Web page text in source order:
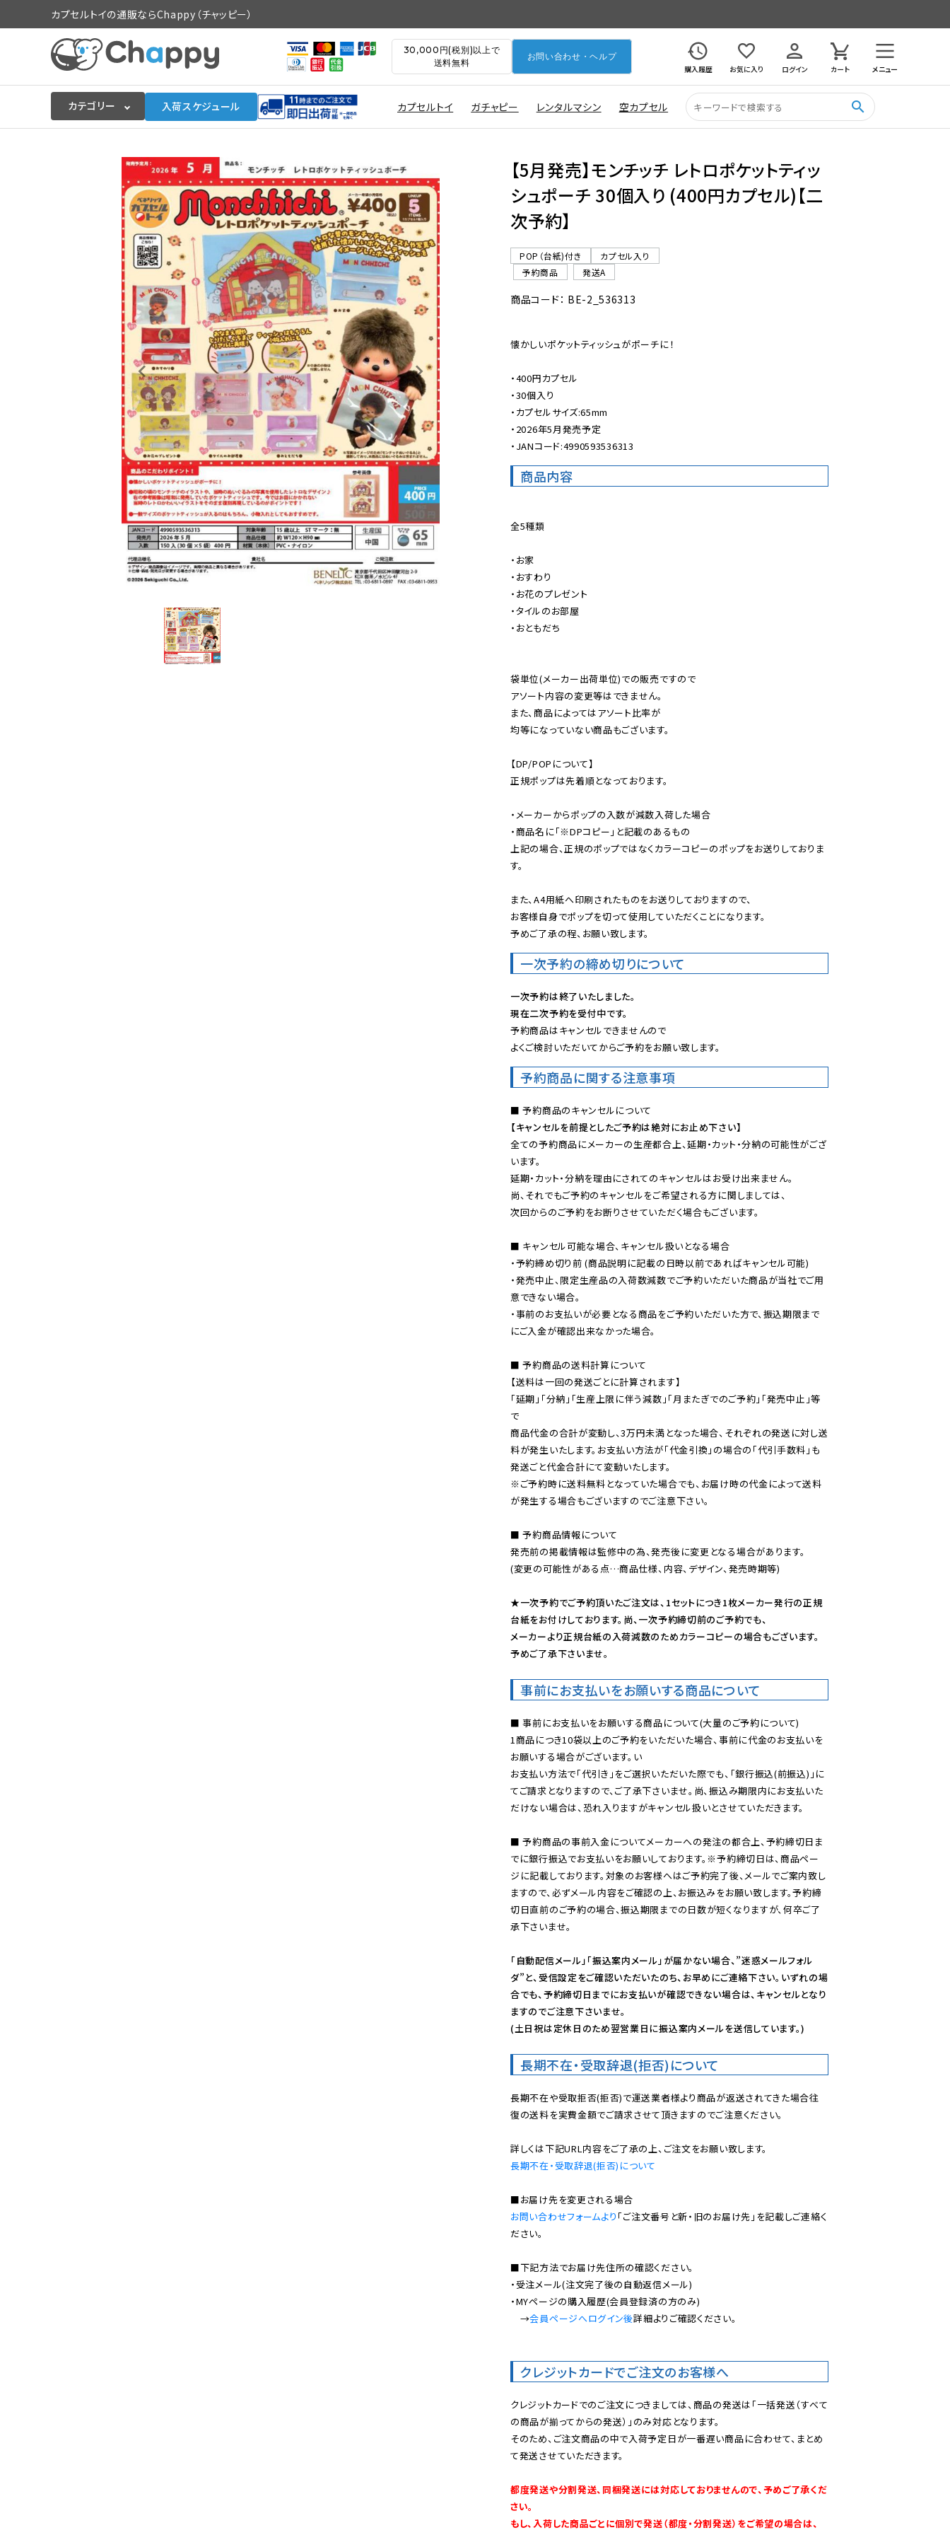
カプセルトイの通販ならChappy（チャッピー）
30,000円(税別)以上で
送料無料
お問い合わせ・ヘルプ
購入履歴
お気に入り ログイン カート メニュー
カテゴリー 入荷スケジュール カプセルトイ ガチャピー レンタルマシン 空カプセル search
入荷スケジュールをチェック
カプセルトイマシン本体
販促用空カプセル
景品・玩具・文具
販促用カプセルトイ
よくあるご質問
ご利用ガイド
06-6282-7659
【5月発売】モンチッチ レトロポケットティッ
シュポーチ 30個入り (400円カプセル)【二
次予約】
POP（台紙)付き
カプセル入り
予約商品
発送A
商品コード： BE-2_536313
懐かしいポケットティッシュがポーチに！
・400円カプセル
・30個入り
・カプセルサイズ:65mm
・2026年5月発売予定
・JANコード:4990593536313
商品内容
全5種類
・お家
・おすわり
・お花のプレゼント
・タイルのお部屋
・おともだち
袋単位(メーカー出荷単位)での販売ですので
アソート内容の変更等はできません。
また、商品によってはアソート比率が
均等になっていない商品もございます。
【DP/POPについて】
正規ポップは先着順となっております。
・メーカーからポップの入数が減数入荷した場合
・商品名に「※DPコピー」と記載のあるもの
上記の場合、正規のポップではなくカラーコピーのポップをお送りしておりま
す。
また、A4用紙へ印刷されたものをお送りしておりますので、
お客様自身でポップを切って使用していただくことになります。
予めご了承の程、お願い致します。
一次予約の締め切りについて
一次予約は終了いたしました。
現在二次予約を受付中です。
予約商品はキャンセルできませんので
よくご検討いただいてからご予約をお願い致します。
予約商品に関する注意事項
【キャンセルを前提としたご予約は絶対にお止め下さい】
全ての予約商品にメーカーの生産都合上、延期・カット・分納の可能性がござ
います。
延期・カット・分納を理由にされてのキャンセルはお受け出来ません。
尚、それでもご予約のキャンセルをご希望される方に関しましては、
次回からのご予約をお断りさせていただく場合もございます。
■ キャンセル可能な場合、キャンセル扱いとなる場合
・予約締め切り前 (商品説明に記載の日時以前であればキャンセル可能)
・発売中止、限定生産品の入荷数減数でご予約いただいた商品が当社でご用
意できない場合。
・事前のお支払いが必要となる商品をご予約いただいた方で、振込期限まで
にご入金が確認出来なかった場合。
■ 予約商品の送料計算について
【送料は一回の発送ごとに計算されます】
「延期」「分納」「生産上限に伴う減数」「月またぎでのご予約」「発売中止」等
で
商品代金の合計が変動し、3万円未満となった場合、それぞれの発送に対し送
料が発生いたします。お支払い方法が「代金引換」の場合の「代引手数料」も
※ご予約時に送料無料となっていた場合でも、お届け時の代金によって送料
が発生する場合もございますのでご注意下さい。
■ 予約商品情報について
発売前の掲載情報は監修中の為、発売後に変更となる場合があります。
(変更の可能性がある点…商品仕様、内容、デザイン、発売時期等)
★一次予約でご予約頂いたご注文は、1セットにつき1枚メーカー発行の正規
台紙をお付けしております。尚、一次予約締切前のご予約でも、
メーカーより正規台紙の入荷減数のためカラーコピーの場合もございます。
予めご了承下さいませ。
事前にお支払いをお願いする商品について
■ 事前にお支払いをお願いする商品について(大量のご予約について)
1商品につき10袋以上のご予約をいただいた場合、事前に代金のお支払いを
お願いする場合がございます。い
お支払い方法で「代引き」をご選択いただいた際でも、「銀行振込(前振込)」に
てご請求となりますので、ご了承下さいませ。尚、振込み期限内にお支払いた
だけない場合は、恐れ入りますがキャンセル扱いとさせていただきます。
■ 予約商品の事前入金についてメーカーへの発注の都合上、予約締切日ま
でに銀行振込でお支払いをお願いしております。※予約締切日は、商品ペー
ジに記載しております。対象のお客様へはご予約完了後、メールでご案内致し
ますので、必ずメール内容をご確認の上、お振込みをお願い致します。予約締
切日直前のご予約の場合、振込期限までの日数が短くなりますが、何卒ご了
承下さいませ。
「自動配信メール」「振込案内メール」が届かない場合、”迷惑メールフォル
ダ”と、受信設定をご確認いただいたのち、お早めにご連絡下さい。いずれの場
合でも、予約締切日までにお支払いが確認できない場合は、キャンセルとなり
ますのでご注意下さいませ。
(土日祝は定休日のため翌営業日に振込案内メールを送信しています。)
長期不在・受取辞退(拒否)について
長期不在や受取拒否(拒否)で運送業者様より商品が返送されてきた場合往
復の送料を実費金額でご請求させて頂きますのでご注意ください。
長期不在・受取辞退(拒否)について
お問い合わせフォームより 「ご注文番号と新・旧のお届け先」を記載しご連絡く
ださい。
■下記方法でお届け先住所の確認ください。
・受注メール(注文完了後の自動返信メール)
・MYページの購入履歴(会員登録済の方のみ)
→会員ページへログイン後詳細よりご確認ください。
クレジットカードでご注文のお客様へ
クレジットカードでのご注文につきましては、商品の発送は「一括発送（すべて
の商品が揃ってからの発送）」のみ対応となります。
そのため、ご注文商品の中で入荷予定日が一番遅い商品に合わせて、まとめ
て発送させていただきます。
都度発送や分割発送、同梱発送には対応しておりませんので、予めご了承くだ
さい。
もし、入荷した商品ごとに個別で発送（都度・分割発送）をご希望の場合は、